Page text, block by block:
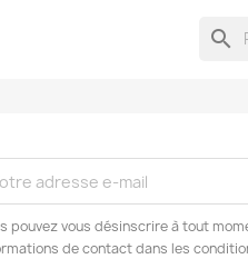
search
pouvez vous désinscrire à tout
de contact dans les